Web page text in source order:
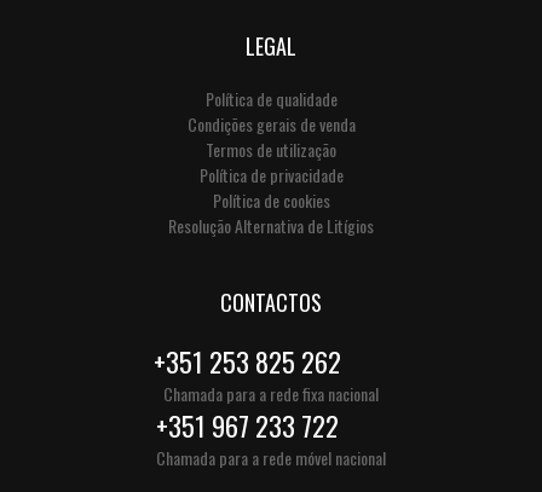
LEGAL
Política de qualidade
Condições gerais de venda
Termos de utilização
Política de privacidade
Política de cookies
Resolução Alternativa de Litígios
CONTACTOS
+351 253 825 262
Chamada para a rede fixa nacional
+351 967 233 722
Chamada para a rede móvel nacional